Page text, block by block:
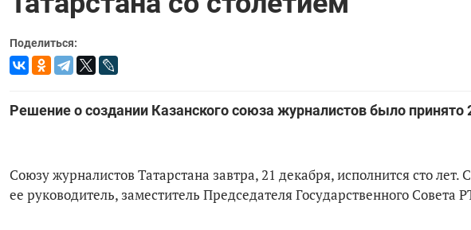
Поделиться:
Решение о создании Казанского союза журналистов было принято
Союзу журналистов Татарстана завтра, 21 декабря, исполнится сто
ее руководитель, заместитель Председателя Государственного Совета